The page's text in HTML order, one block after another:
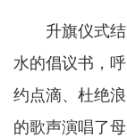
升旗仪式结
水的倡议书，
约点滴、杜绝
的歌声演唱了